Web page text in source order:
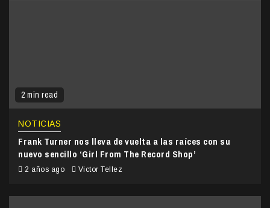
2 min read
NOTICIAS
Frank Turner nos lleva de vuelta a las raíces con su
nuevo sencillo ‘Girl From The Record Shop’
2 años ago Victor Tellez